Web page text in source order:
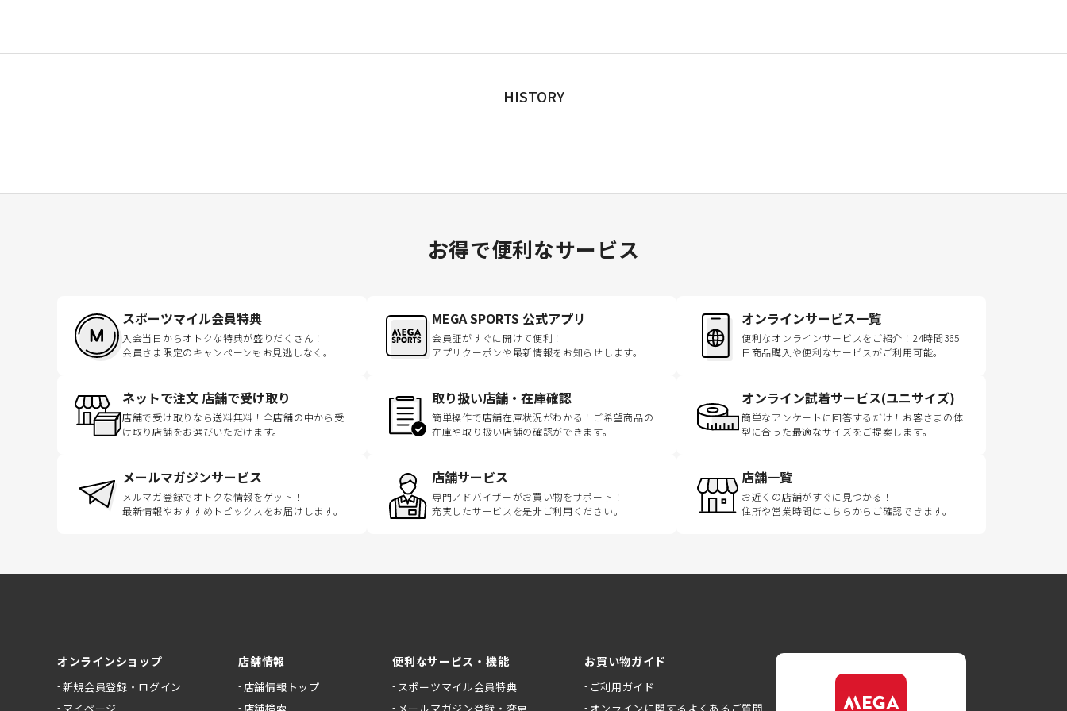
HISTORY
お得で便利なサービス
スポーツマイル会員特典
入会当日からオトクな特典が盛りだくさん！
会員さま限定のキャンペーンもお見逃しなく。
MEGA SPORTS 公式アプリ
会員証がすぐに開けて便利！
アプリクーポンや最新情報をお知らせします。
オンラインサービス一覧
便利なオンラインサービスをご紹介！24時間365
日商品購入や便利なサービスがご利用可能。
ネットで注文 店舗で受け取り
店舗で受け取りなら送料無料！全店舗の中から受
け取り店舗をお選びいただけます。
取り扱い店舗・在庫確認
簡単操作で店舗在庫状況がわかる！ご希望商品の
在庫や取り扱い店舗の確認ができます。
オンライン試着サービス(ユニサイズ)
簡単なアンケートに回答するだけ！お客さまの体
型に合った最適なサイズをご提案します。
メールマガジンサービス
メルマガ登録でオトクな情報をゲット！
最新情報やおすすめトピックスをお届けします。
店舗サービス
専門アドバイザーがお買い物をサポート！
充実したサービスを是非ご利用ください。
店舗一覧
お近くの店舗がすぐに見つかる！
住所や営業時間はこちらからご確認できます。
オンラインショップ
新規会員登録・ログイン
店舗情報
店舗情報トップ
便利なサービス・機能
スポーツマイル会員特典
お買い物ガイド
ご利用ガイド